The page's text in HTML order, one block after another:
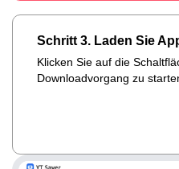
Schritt 3. Laden Sie
Klicken Sie auf die
Downloadvorgang zu